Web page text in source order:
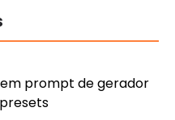
prompt de gerador